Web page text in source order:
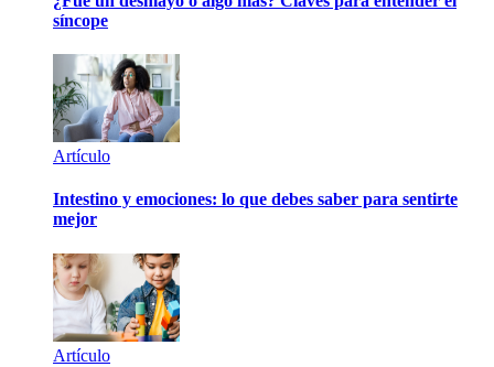
síncope
Artículo
Intestino y emociones: lo que debes saber para sentirte
mejor
Artículo